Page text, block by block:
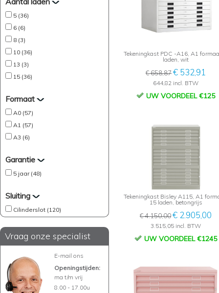
5 (36)
6 (6)
8 (3)
10 (36)
13 (3)
15 (36)
Formaat
A0 (57)
A1 (57)
A3 (6)
Garantie
5 jaar (48)
Sluiting
Cilinderslot (120)
Vraag onze specialist
E-mail ons
Openingstijden:
ma t/m vrij
8.00 - 17.00u
Tekeningkast PDC -A16, A1
laden, wit
€ 658,87€ 532,91
644,82 incl. BTW
UW VOORDEEL €125
Tekeningkast Bisley A115, A1
15 laden, betongrijs
€ 4.150,00€ 2.905,00
3.515,05 incl. BTW
UW VOORDEEL €1245